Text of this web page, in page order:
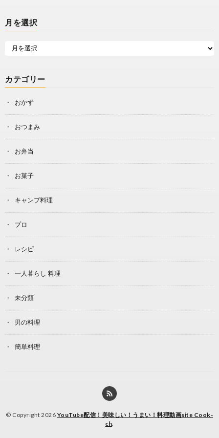
月を選択
カテゴリー
おかず
おつまみ
お弁当
お菓子
キャンプ料理
プロ
レシピ
一人暮らし 料理
未分類
男の料理
簡単料理
© Copyright 2026 YouTube配信！美味しい！うまい！料理動画site Cook-
ch